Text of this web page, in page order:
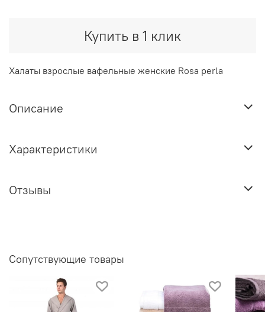
Купить в 1 клик
Халаты взрослые вафельные женские Rosa perla
Описание
Характеристики
Отзывы
Сопутствующие товары